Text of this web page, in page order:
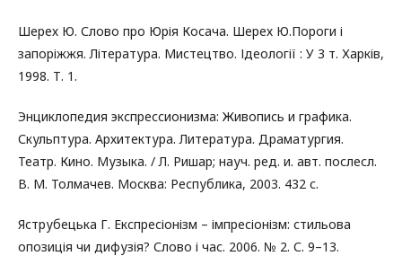
Шерех Ю. Слово про Юрія Косача. Шерех Ю.Пороги і
запоріжжя. Література. Мистецтво. Ідеології : У 3 т. Харків,
1998. Т. 1.
Энциклопедия экспрессионизма: Живопись и графика.
Скульптура. Архитектура. Литература. Драматургия.
Театр. Кино. Музыка. / Л. Ришар; науч. ред. и. авт. послесл.
В. М. Толмачев. Москва: Республика, 2003. 432 с.
Яструбецька Г. Експресіонізм – імпресіонізм: стильова
опозиція чи дифузія? Слово і час. 2006. № 2. С. 9–13.